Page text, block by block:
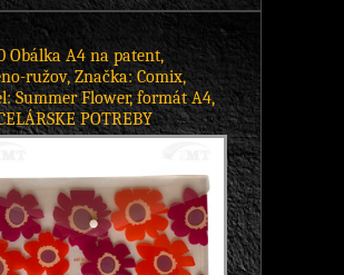
Obálka A4 na patent,
ružov, Značka: Comix,
Summer Flower, formát A4,
POTREBY